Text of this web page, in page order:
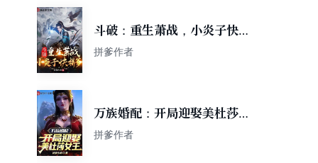
斗破：重生萧战，小炎子快拼
爹！
拼爹作者
万族婚配：开局迎娶美杜莎女
王！
拼爹作者